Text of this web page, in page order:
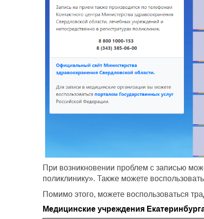
При возникновении проблем с записью
поликлинику». Также можете
Помимо этого, можете воспользоваться
Медицинские учреждения